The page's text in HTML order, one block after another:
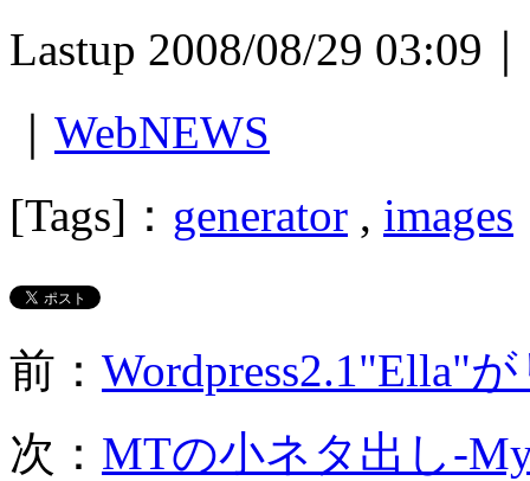
Lastup 2008/08/29 03:09
WebNEWS
[Tags]： generator , images
前： Wordpress2.1"Ella"
次： MTの小ネタ出し-